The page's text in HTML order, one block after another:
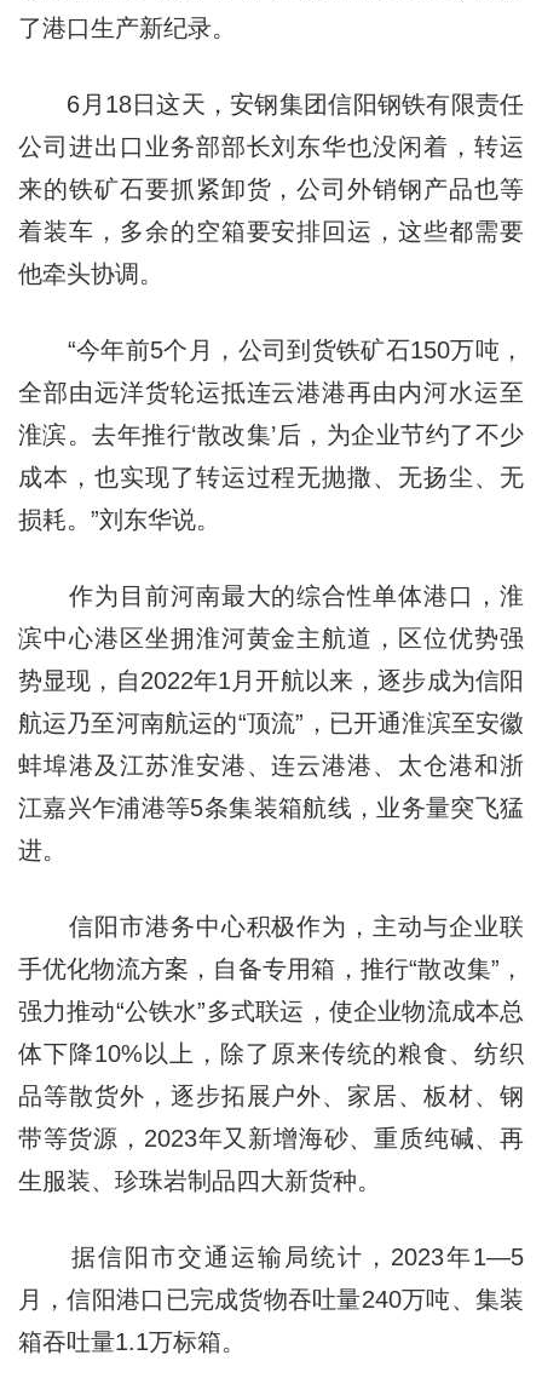
了港口生产新纪录。
6月18日这天，安钢集团信阳钢铁有限责任
公司进出口业务部部长刘东华也没闲着，转运
来的铁矿石要抓紧卸货，公司外销钢产品也等
着装车，多余的空箱要安排回运，这些都需要
他牵头协调。
“今年前5个月，公司到货铁矿石150万吨，
全部由远洋货轮运抵连云港港再由内河水运至
淮滨。去年推行‘散改集’后，为企业节约了不少
成本，也实现了转运过程无抛撒、无扬尘、无
损耗。”刘东华说。
作为目前河南最大的综合性单体港口，淮
滨中心港区坐拥淮河黄金主航道，区位优势强
势显现，自2022年1月开航以来，逐步成为信阳
航运乃至河南航运的“顶流”，已开通淮滨至安徽
蚌埠港及江苏淮安港、连云港港、太仓港和浙
江嘉兴乍浦港等5条集装箱航线，业务量突飞猛
进。
信阳市港务中心积极作为，主动与企业联
手优化物流方案，自备专用箱，推行“散改集”，
强力推动“公铁水”多式联运，使企业物流成本总
体下降10%以上，除了原来传统的粮食、纺织
品等散货外，逐步拓展户外、家居、板材、钢
带等货源，2023年又新增海砂、重质纯碱、再
生服装、珍珠岩制品四大新货种。
据信阳市交通运输局统计，2023年1—5
月，信阳港口已完成货物吞吐量240万吨、集装
箱吞吐量1.1万标箱。